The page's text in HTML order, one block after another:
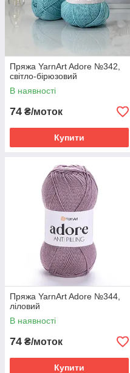
Пряжа YarnArt Adore №342,
світло-бірюзовий
В наявності
74 ₴/моток
Купити
Пряжа YarnArt Adore №344,
ліловий
В наявності
74 ₴/моток
Купити